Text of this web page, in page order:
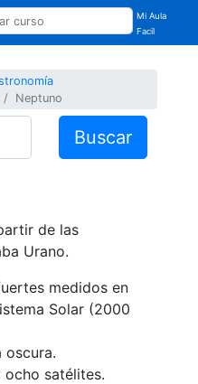
Mi Aula
Facil
Neptuno
Buscar
de las
Urano.
medidos en
Solar (2000
oscura.
ocho satélites.